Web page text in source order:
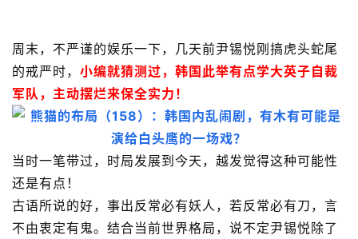
周末，不严谨的娱乐一下，几天前尹锡悦刚搞虎头蛇尾
的戒严时， 小编就猜测过，韩国此举有点学大英子自裁
军队，主动摆烂来保全实力！
当时一笔带过，时局发展到今天，越发觉得这种可能性
还是有点！
古语所说的好，事出反常必有妖人，若反常必有刀，言
不由衷定有鬼。结合当前世界格局，说不定尹锡悦除了